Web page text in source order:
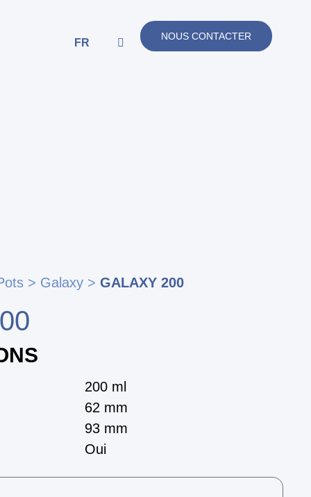
FR
NOUS CONTACTER
> Galaxy > GALAXY 200
200 ml
62 mm
93 mm
Oui